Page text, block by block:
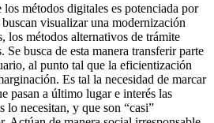
métodos digitales es potenciada por
visualizar una modernización
los métodos alternativos de trámite
Se busca de esta manera transferir parte
al punto tal que la eficientización
Es tal la necesidad de marcar
pasan a último lugar e interés las
lo necesitan, y que son “casi”